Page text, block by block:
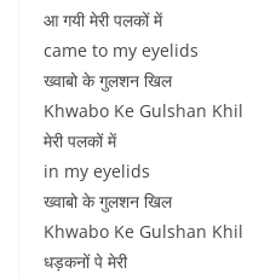
आ गयी मेरी पलकों में
came to my eyelids
ख्वाबो के गुलशन खिल
Khwabo Ke Gulshan Khil
मेरी पलकों में
in my eyelids
ख्वाबो के गुलशन खिल
Khwabo Ke Gulshan Khil
धड़कनों पे मेरी